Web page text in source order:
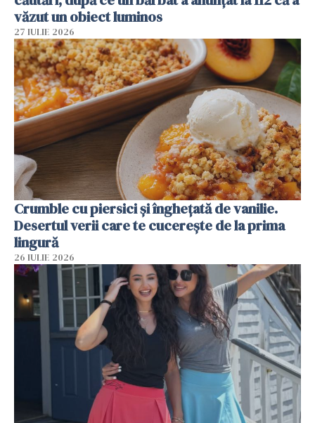
văzut un obiect luminos
27 IULIE 2026
Crumble cu piersici și înghețată de vanilie.
Desertul verii care te cucerește de la prima
lingură
26 IULIE 2026